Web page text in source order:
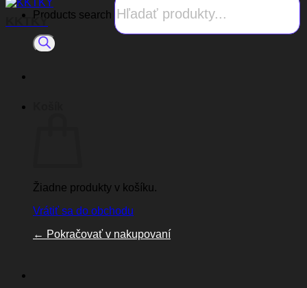
Products search
Žiadne produkty v košíku.
Vrátiť sa do obchodu
← Pokračovať v nakupovaní
KKTKY